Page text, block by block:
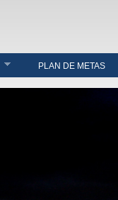
PLAN DE METAS